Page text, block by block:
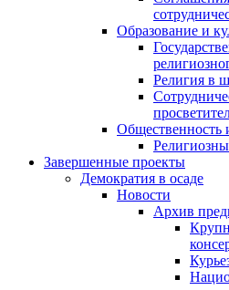
Образование и
Религия в
Завершенные проекты
Демократия в осаде
Новости
Архив